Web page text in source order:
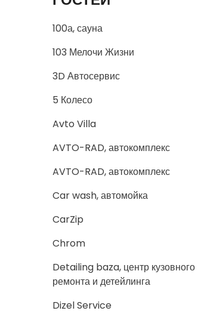
100а, сауна
103 Мелочи Жизни
3D Автосервис
5 Колесо
Avto Villa
AVTO-RAD, автокомплекс
AVTO-RAD, автокомплекс
Car wash, автомойка
CarZip
Chrom
Detailing baza, центр кузовного
ремонта и детейлинга
Dizel Service